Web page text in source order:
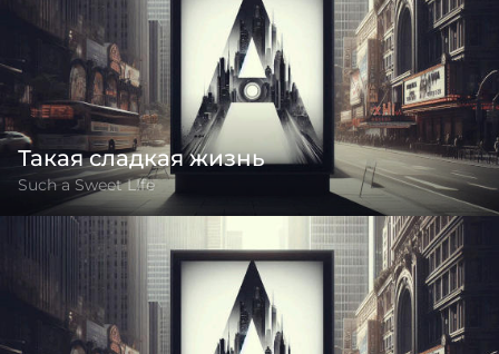
Такая сладкая жизнь
Such a Sweet LIfe